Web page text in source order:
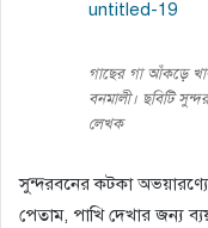
গাছের গা আঁকড়ে
বনমালী। ছবিটি
লেখক
সুন্দরবনের কটকা
পেতাম, পাখি দেখার জন্য